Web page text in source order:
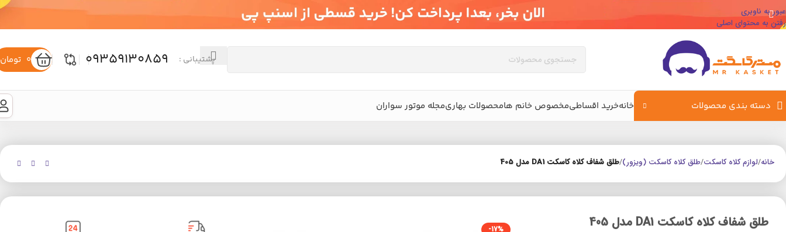
عبور به ناوبری
رفتن به محتوای اصلی
پشتیبانی : 09359130859
0 تومان
دسته بندی محصولات خانهخرید اقساطیمخصوص خانم هامحصولات بهاریمجله موتور سواران
خانه/لوازم کلاه کاسکت/طلق کلاه کاسکت (ویزور)/طلق شفاف کلاه کاسکت DA1 مدل 405
طلق شفاف کلاه کاسکت DA1 مدل 405 -17%